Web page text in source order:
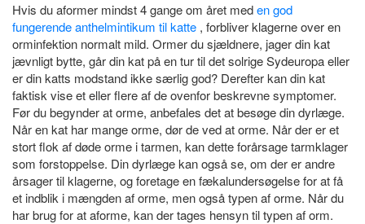
Hvis du aformer mindst 4 gange om året meden god
fungerende anthelmintikum til katte , forbliver klagerne over en
orminfektion normalt mild. Ormer du sjældnere, jager din kat
jævnligt bytte, går din kat på en tur til det solrige Sydeuropa eller
er din katts modstand ikke særlig god? Derefter kan din kat
faktisk vise et eller flere af de ovenfor beskrevne symptomer.
Før du begynder at orme, anbefales det at besøge din dyrlæge.
Når en kat har mange orme, dør de ved at orme. Når der er et
stort flok af døde orme i tarmen, kan dette forårsage tarmklager
som forstoppelse. Din dyrlæge kan også se, om der er andre
årsager til klagerne, og foretage en fækalundersøgelse for at få
et indblik i mængden af ​​orme, men også typen af ​​orme. Når du
har brug for at aforme, kan der tages hensyn til typen af ​​orm.